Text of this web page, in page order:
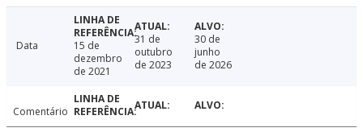
Data
15 de
dezembro
de 2021
31 de
outubro
de 2023
30 de
junho
de 2026
Comentário